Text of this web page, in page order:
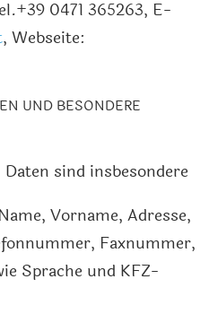
+39 0471 365263, E-
, Webseite:
UND BESONDERE
sind insbesondere
Vorname, Adresse,
Faxnummer,
Sprache und KFZ-